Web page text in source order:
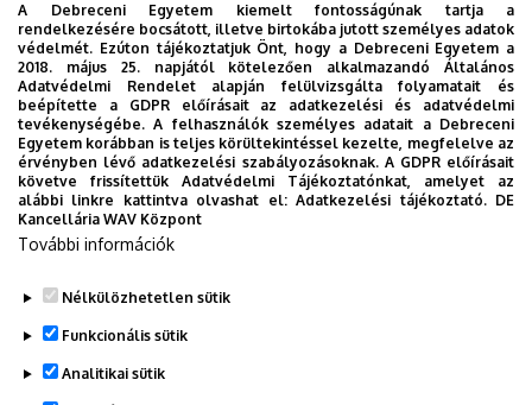
2026. szeptember 19.
ÁOK-diplomaosztó ünnepség
Az Általános Orvostudományi Kar szeptember 19-
én, szombaton 11 órától tartja nyári diplomaosztó
ünnepségét a Főépület Díszudvarán. A Multimédia
és E-learning Technikai Központ a youtube-on
élőben közvetíti az oklevélátadót.
ÜNNEPSÉG, DIPLOMAOSZTÓ
TOVÁBB AZ ÖSSZES ESEMÉNYRE
A Debreceni Egyetem kiemelt fontosságúnak tartja a
rendelkezésére bocsátott, illetve birtokába jutott személyes adatok
védelmét. Ezúton tájékoztatjuk Önt, hogy a Debreceni Egyetem a
2018. május 25. napjától kötelezően alkalmazandó Általános
Adatvédelmi Rendelet alapján felülvizsgálta folyamatait és
beépítette a GDPR előírásait az adatkezelési és adatvédelmi
tevékenységébe. A felhasználók személyes adatait a Debreceni
Egyetem korábban is teljes körültekintéssel kezelte, megfelelve az
érvényben lévő adatkezelési szabályozásoknak. A GDPR előírásait
követve frissítettük Adatvédelmi Tájékoztatónkat, amelyet az
alábbi linkre kattintva olvashat el:Adatkezelési tájékoztató. DE
Kancellária WAV Központ
További információk
Nélkülözhetetlen sütik
Funkcionális sütik
Analitikai sütik